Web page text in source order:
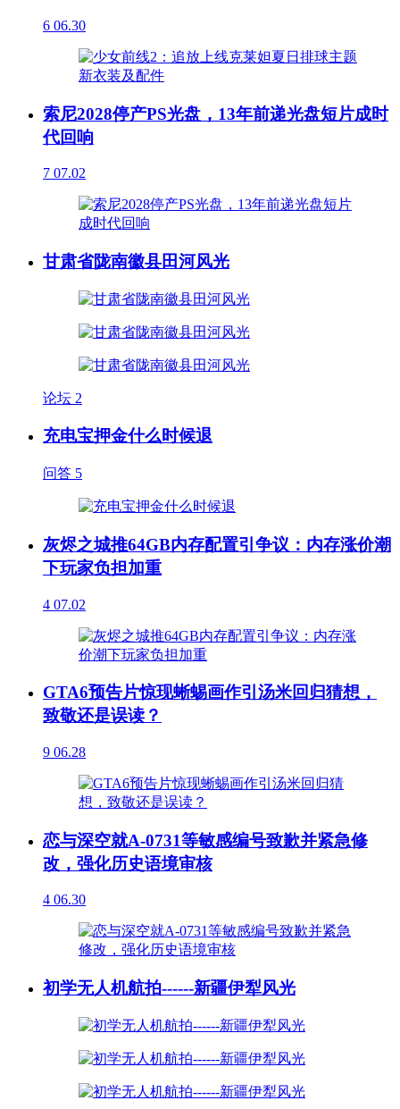
6 06.30
索尼2028停产PS光盘，13年前递光盘短片成时
代回响
7 07.02
甘肃省陇南徽县田河风光
论坛 2
充电宝押金什么时候退
问答 5
灰烬之城推64GB内存配置引争议：内存涨价潮
下玩家负担加重
4 07.02
GTA6预告片惊现蜥蜴画作引汤米回归猜想，
致敬还是误读？
9 06.28
恋与深空就A-0731等敏感编号致歉并紧急修
改，强化历史语境审核
4 06.30
初学无人机航拍------新疆伊犁风光